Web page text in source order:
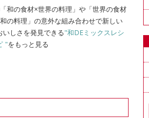
和の食材×世界の料理」や「世界の食材
の料理」の意外な組み合わせで新しい
いしさを発見できる"和DEミックスレシ
"をもっと見る